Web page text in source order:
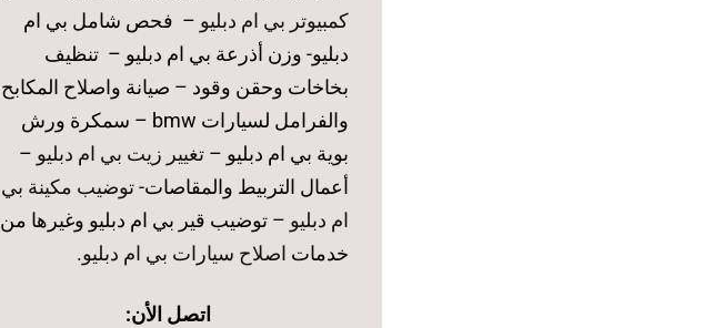
كمبيوتر بي ام دبليو – فحص شامل بي ام
دبليو- وزن أذرعة بي ام دبليو – تنظيف
بخاخات وحقن وقود – صيانة واصلاح المكابح
والفرامل لسيارات bmw – سمكرة ورش
بوية بي ام دبليو – تغيير زيت بي ام دبليو –
أعمال التربيط والمقاصات-توضيب مكينة بي
ام دبليو – توضيب قير بي ام دبليو وغيرها من
خدمات اصلاح سيارات بي ام دبليو.
اتصل الأن: